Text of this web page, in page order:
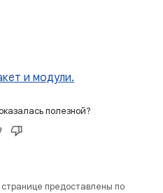
и модули.
полезной?
предоставлены по